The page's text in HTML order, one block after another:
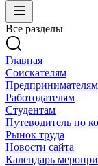
Все разделы
Главная
Соискателям
Предпринимателям
Работодателям
Студентам
Путеводитель по
Рынок труда
Новости сайта
Календарь